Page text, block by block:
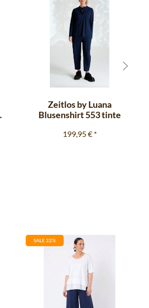
Zeitlos by Luana
Blusenshirt 553 tinte
199,95 € *
SALE 22%